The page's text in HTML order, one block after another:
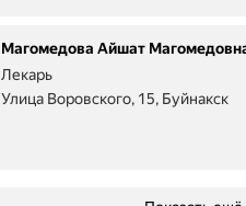
Магомедова Айшат
Лекарь
Улица Воровского, 15, Буйнакск